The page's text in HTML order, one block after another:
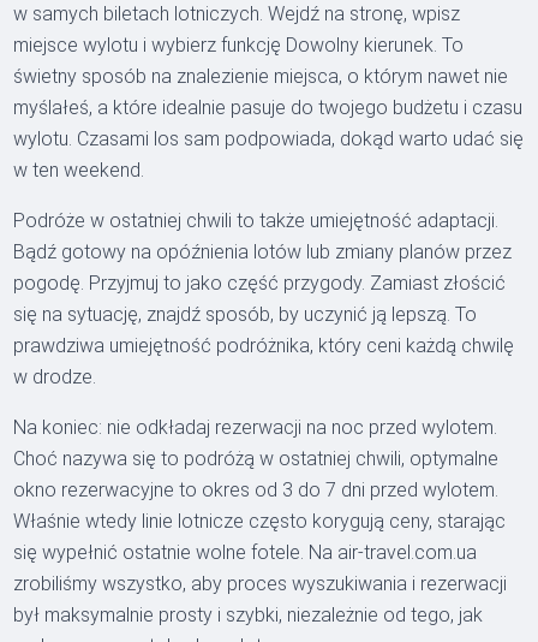
w samych biletach lotniczych. Wejdź na stronę, wpisz
miejsce wylotu i wybierz funkcję Dowolny kierunek. To
świetny sposób na znalezienie miejsca, o którym nawet nie
myślałeś, a które idealnie pasuje do twojego budżetu i czasu
wylotu. Czasami los sam podpowiada, dokąd warto udać się
w ten weekend.
Podróże w ostatniej chwili to także umiejętność adaptacji.
Bądź gotowy na opóźnienia lotów lub zmiany planów przez
pogodę. Przyjmuj to jako część przygody. Zamiast złościć
się na sytuację, znajdź sposób, by uczynić ją lepszą. To
prawdziwa umiejętność podróżnika, który ceni każdą chwilę
w drodze.
Na koniec: nie odkładaj rezerwacji na noc przed wylotem.
Choć nazywa się to podróżą w ostatniej chwili, optymalne
okno rezerwacyjne to okres od 3 do 7 dni przed wylotem.
Właśnie wtedy linie lotnicze często korygują ceny, starając
się wypełnić ostatnie wolne fotele. Na air-travel.com.ua
zrobiliśmy wszystko, aby proces wyszukiwania i rezerwacji
był maksymalnie prosty i szybki, niezależnie od tego, jak